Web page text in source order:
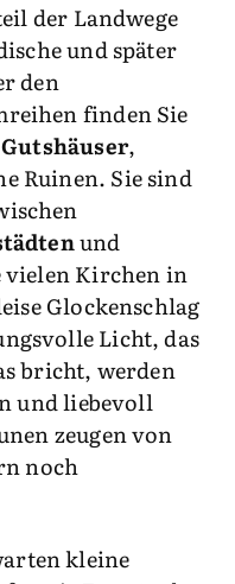
der Landwege
und später
den
finden Sie
,
Ruinen. Sie sind
und
Kirchen in
Glockenschlag
Licht, das
bricht, werden
und liebevoll
zeugen von
noch
kleine